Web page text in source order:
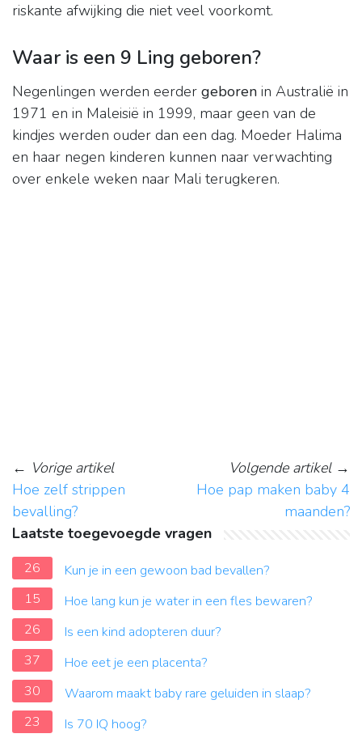
riskante afwijking die niet veel voorkomt.
Waar is een 9 Ling geboren?
Negenlingen werden eerder geboren in Australië in
1971 en in Maleisië in 1999, maar geen van de
kindjes werden ouder dan een dag. Moeder Halima
en haar negen kinderen kunnen naar verwachting
over enkele weken naar Mali terugkeren.
← Vorige artikel
Hoe zelf strippen
bevalling?
Volgende artikel→
Hoe pap maken baby 4
maanden?
Laatste toegevoegde vragen
26
Kun je in een gewoon bad bevallen?
15
Hoe lang kun je water in een fles bewaren?
26
Is een kind adopteren duur?
37
Hoe eet je een placenta?
30
Waarom maakt baby rare geluiden in slaap?
23
Is 70 IQ hoog?